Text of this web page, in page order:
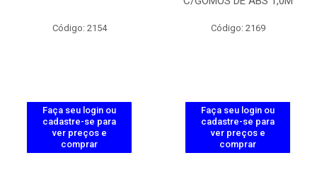
Código: 2154
Faça seu login ou
cadastre-se para
ver preços e
comprar
Código: 2169
Faça seu login ou
cadastre-se para
ver preços e
comprar